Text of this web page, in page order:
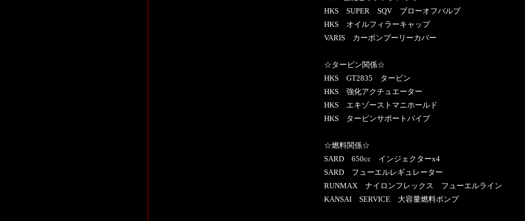
HKS SUPER SQV ブローオフバルブ
HKS オイルフィラーキャップ
VARIS カーボンプーリーカバー
☆タービン関係☆
HKS GT2835 タービン
HKS 強化アクチュエーター
HKS エキゾーストマニホールド
HKS タービンサポートパイプ
☆燃料関係☆
SARD 650cc インジェクターx4
SARD フューエルレギュレーター
RUNMAX ナイロンフレックス フューエルライン
KANSAI SERVICE 大容量燃料ポンプ